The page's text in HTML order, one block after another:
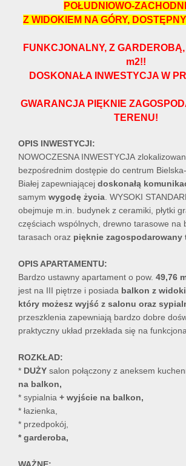
POŁUDNIOWO-
Z WIDOKIEM NA GÓRY,
FUNKCJONALNY, Z GARDEROBĄ,
m2!!
DOSKONAŁA INWESTYCJA W
GWARANCJA PIĘKNIE
TERENU!
OPIS INWESTYCJI:
NOWOCZESNA INWESTYCJA
bezpośrednim dostępie do centrum Bielska-
Białej zapewniającej doskonałą
samym wygodę życia. WYSOKI
obejmuje m.in. budynek z ceramiki, płytki
częściach wspólnych, drewno tarasowe na
tarasach oraz pięknie zagospodarowany
OPIS APARTAMENTU:
Bardzo ustawny apartament o pow. 49,76
jest na III piętrze i posiada balkon z
który możesz wyjść z salonu oraz
przeszklenia zapewniają bardzo dobre
praktyczny układ przekłada się na
ROZKŁAD:
* DUŻY salon połączony z aneksem
na balkon,
* sypialnia + wyjście na balkon,
* łazienka,
* przedpokój,
* garderoba,